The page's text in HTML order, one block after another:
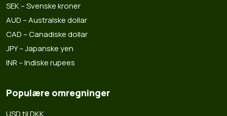
SEK – Svenske kroner
AUD – Australske dollar
CAD – Canadiske dollar
JPY – Japanske yen
INR – Indiske rupees
Populære omregninger
USD til DKK